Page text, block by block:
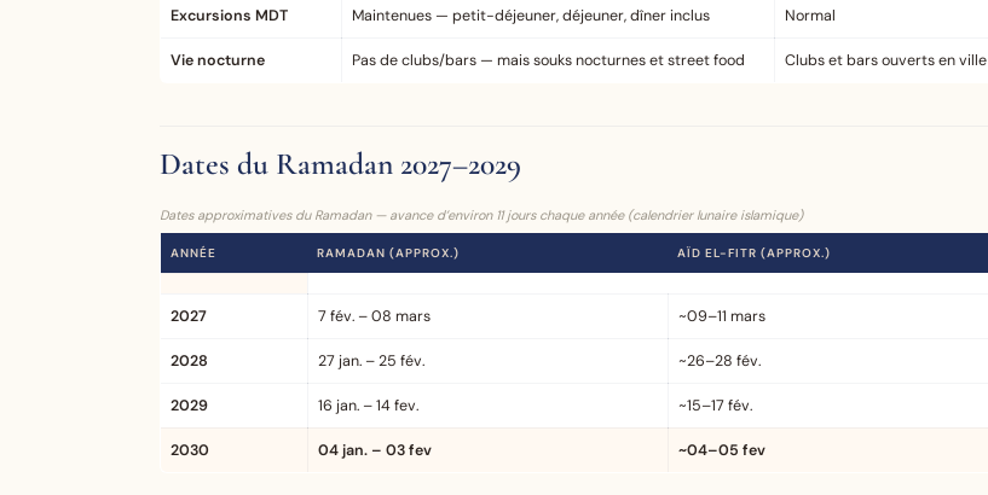
Excursions MDT Maintenues — petit-déjeuner, déjeuner, dîner inclus Normal
Vie nocturne Pas de clubs/bars — mais souks nocturnes et street food Clubs et bars ouverts en ville
Dates du Ramadan 2027–2029
Dates approximatives du Ramadan — avance d’environ 11 jours chaque année (calendrier lunaire islamique)
ANNÉE RAMADAN (APPROX.) AÏD EL-FITR (APPROX.)
2027 7 fév. – 08 mars ~09–11 mars
2028 27 jan. – 25 fév. ~26–28 fév.
2029 16 jan. – 14 fev. ~15–17 fév.
2030 04 jan. – 03 fev ~04–05 fev